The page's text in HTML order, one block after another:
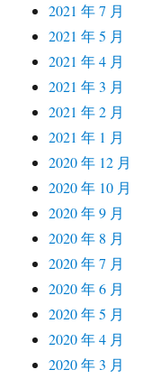
2021 年 7 月
2021 年 5 月
2021 年 4 月
2021 年 3 月
2021 年 2 月
2021 年 1 月
2020 年 12 月
2020 年 10 月
2020 年 9 月
2020 年 8 月
2020 年 7 月
2020 年 6 月
2020 年 5 月
2020 年 4 月
2020 年 3 月